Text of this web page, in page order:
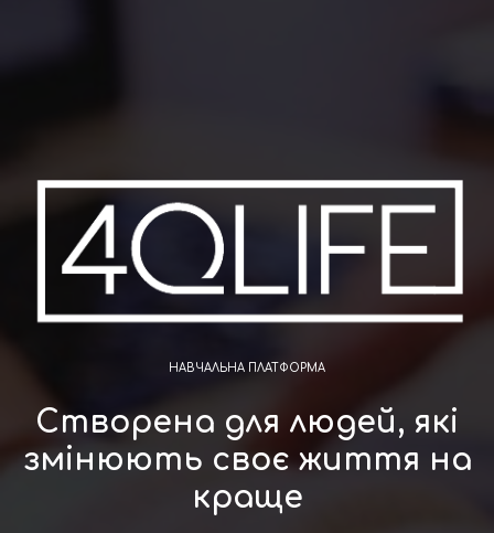
НАВЧАЛЬНА ПЛАТФОРМА
Створена для людей, які
змінюють своє життя на
краще